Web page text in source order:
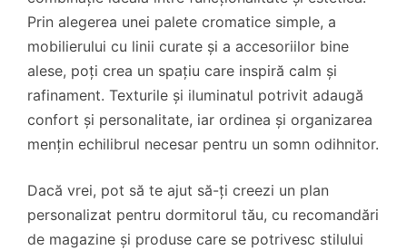
Prin alegerea unei palete cromatice simple, a
mobilierului cu linii curate și a accesoriilor bine
alese, poți crea un spațiu care inspiră calm și
rafinament. Texturile și iluminatul potrivit adaugă
confort și personalitate, iar ordinea și organizarea
mențin echilibrul necesar pentru un somn odihnitor.
Dacă vrei, pot să te ajut să-ți creezi un plan
personalizat pentru dormitorul tău, cu recomandări
de magazine și produse care se potrivesc stilului